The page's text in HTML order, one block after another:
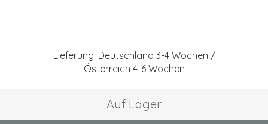
Lieferung: Deutschland 3-4 Wochen /
Österreich 4-6 Wochen
Auf Lager